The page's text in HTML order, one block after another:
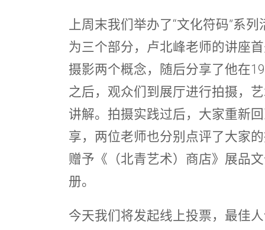
上周末我们举办了“文化符码”系
为三个部分，卢北峰老师的讲座
摄影两个概念，随后分享了他在
之后，观众们到展厅进行拍摄，
讲解。拍摄实践过后，大家重新
享，两位老师也分别点评了大家
赠予《（北青艺术）商店》展品
册。
今天我们将发起线上投票，最佳